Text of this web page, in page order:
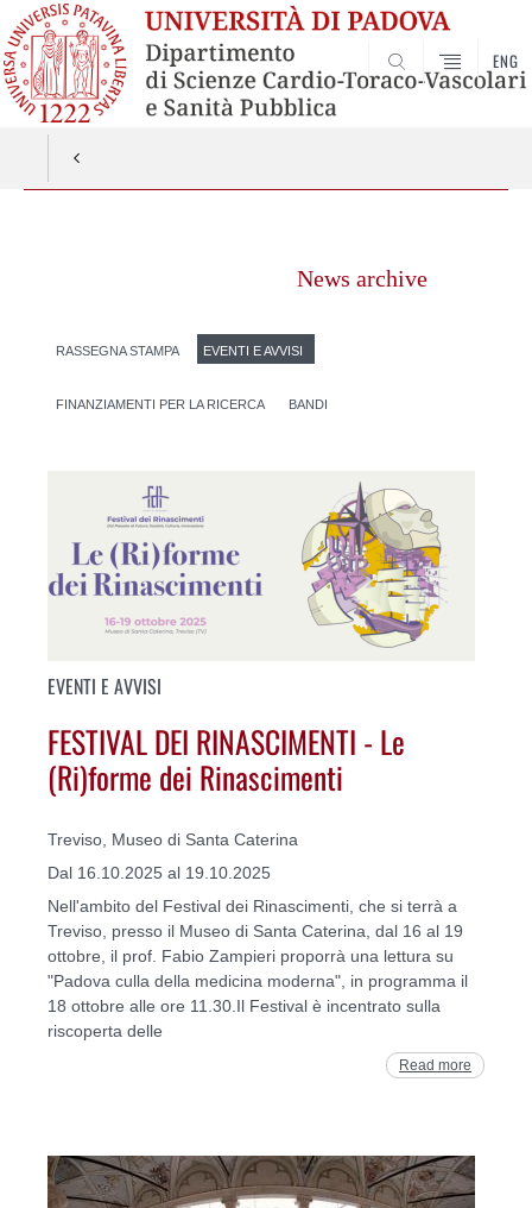
SEARCH
ENG
News archive
RASSEGNA STAMPA EVENTI E AVVISI
FINANZIAMENTI PER LA RICERCA BANDI
EVENTI E AVVISI
FESTIVAL DEI RINASCIMENTI - Le
(Ri)forme dei Rinascimenti
Treviso, Museo di Santa Caterina
Dal 16.10.2025 al 19.10.2025
Nell'ambito del Festival dei Rinascimenti, che si terrà a
Treviso, presso il Museo di Santa Caterina, dal 16 al 19
ottobre, il prof. Fabio Zampieri proporrà una lettura su
"Padova culla della medicina moderna", in programma il
18 ottobre alle ore 11.30.Il Festival è incentrato sulla
riscoperta delle
Read more